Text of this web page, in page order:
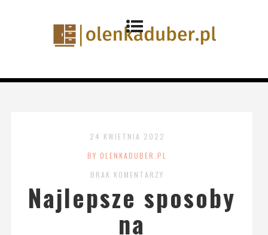
24 KWIETNIA 2022
BY OLENKADUBER.PL
BRAK KOMENTARZY
Najlepsze sposoby
na